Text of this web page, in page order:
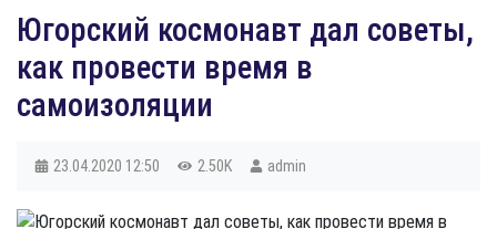
Югорский космонавт дал советы,
как провести время в
самоизоляции
23.04.2020 12:50 2.50K admin